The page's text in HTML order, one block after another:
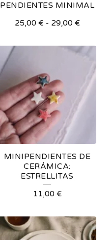
PENDIENTES MINIMAL
25,00 € - 29,00 €
MINIPENDIENTES DE
CERÁMICA:
ESTRELLITAS
11,00 €